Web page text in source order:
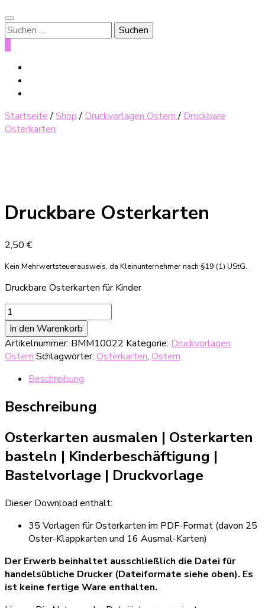
Suche
nach:
Startseite /Shop / Druckvorlagen Ostern/ Druckbare
Osterkarten
Druckbare Osterkarten
2,50 €
Kein Mehrwertsteuerausweis, da Kleinunternehmer nach §19 (1) UStG.
Druckbare Osterkarten für Kinder
Druckbare
Osterkarten
Menge
In den Warenkorb
Artikelnummer: BMM10022 Kategorie: Druckvorlagen
Ostern Schlagwörter: Osterkarten, Ostern
Beschreibung
Beschreibung
Osterkarten ausmalen | Osterkarten
basteln | Kinderbeschäftigung |
Bastelvorlage | Druckvorlage
Dieser Download enthält:
35 Vorlagen für Osterkarten im PDF-Format (davon 25
Oster-Klappkarten und 16 Ausmal-Karten)
Der Erwerb beinhaltet ausschließlich die Datei für
handelsübliche Drucker (Dateiformate siehe oben). Es
ist keine fertige Ware enthalten.